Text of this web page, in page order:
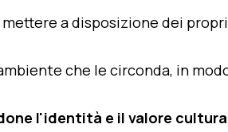
a disposizione dei
che le circonda, in
l'identità e il valore